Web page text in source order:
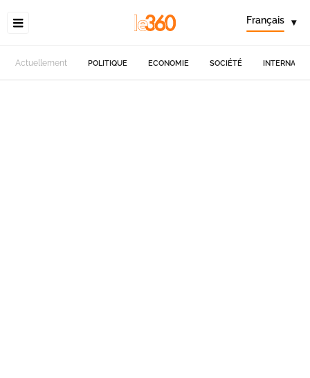
Français ▾
Actuellement POLITIQUE ECONOMIE SOCIÉTÉ